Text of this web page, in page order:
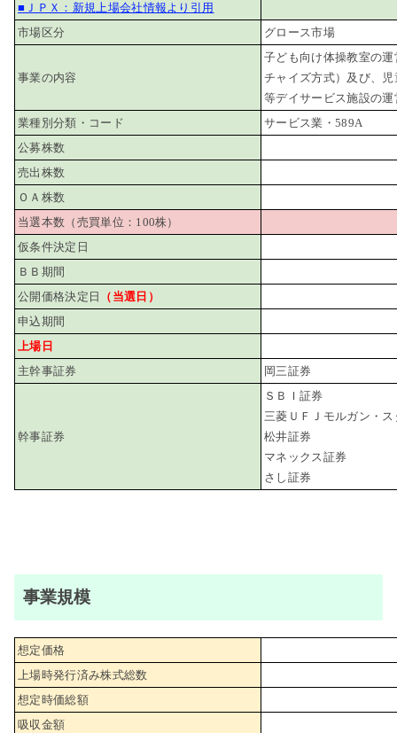
■ＪＰＸ：新規上場会社情報より引用
市場区分
グロース市場
事業の内容
子ども向け体操教室の
チャイズ方式）及び、
等デイサービス施設の
業種別分類・コード
サービス業・589A
公募株数
売出株数
ＯＡ株数
当選本数（売買単位：100株）
仮条件決定日
ＢＢ期間
公開価格決定日
（当選日）
申込期間
上場日
主幹事証券
岡三証券
幹事証券
ＳＢＩ証券
三菱ＵＦＪモルガン・
松井証券
マネックス証券
さし証券
事業規模
想定価格
上場時発行済み株式総数
想定時価総額
吸収金額